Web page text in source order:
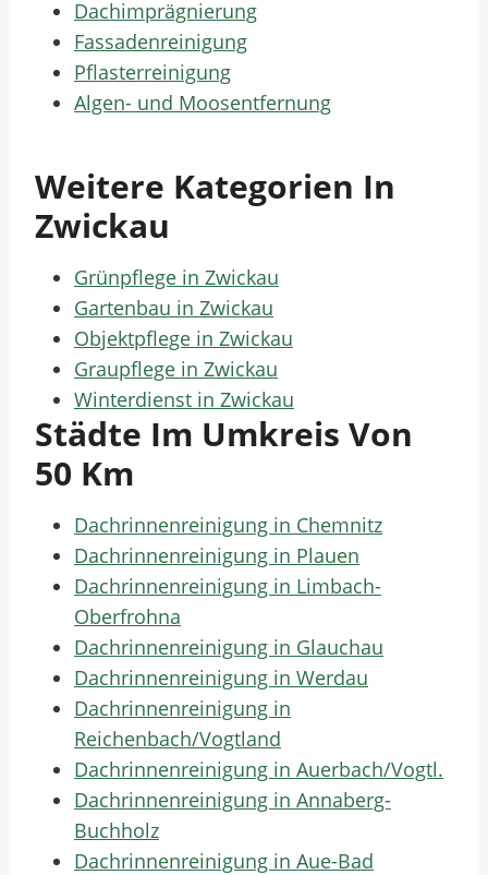
Dachimprägnierung
Fassadenreinigung
Pflasterreinigung
Algen- und Moosentfernung
Weitere Kategorien In
Zwickau
Grünpflege in Zwickau
Gartenbau in Zwickau
Objektpflege in Zwickau
Graupflege in Zwickau
Winterdienst in Zwickau
Städte Im Umkreis Von
50 Km
Dachrinnenreinigung in Chemnitz
Dachrinnenreinigung in Plauen
Dachrinnenreinigung in Limbach-
Oberfrohna
Dachrinnenreinigung in Glauchau
Dachrinnenreinigung in Werdau
Dachrinnenreinigung in
Reichenbach/Vogtland
Dachrinnenreinigung in Auerbach/Vogtl.
Dachrinnenreinigung in Annaberg-
Buchholz
Dachrinnenreinigung in Aue-Bad